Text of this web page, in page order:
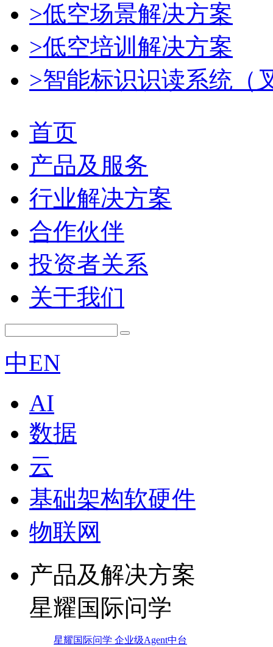
>低空场景解决方案
>低空培训解决方案
>智能标识识读系统（
首页
产品及服务
行业解决方案
合作伙伴
投资者关系
关于我们
中EN
AI
数据
云
基础架构软硬件
物联网
产品及解决方案
星耀国际问学
星耀国际问学 企业级Agent中台